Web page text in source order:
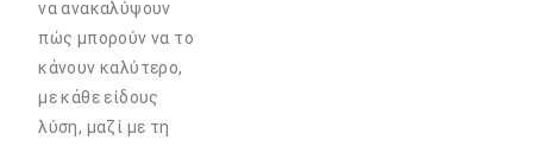
να ανακαλύψουν
πώς μπορούν να το
κάνουν καλύτερο,
με κάθε είδους
λύση, μαζί με τη